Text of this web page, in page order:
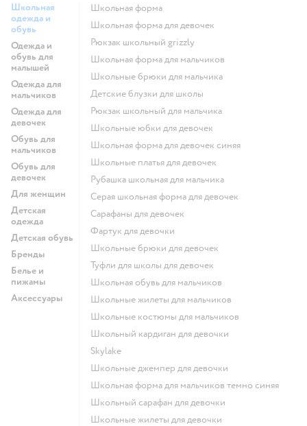
Школьная
одежда и
обувь
Одежда и
обувь для
малышей
Одежда для
мальчиков
Одежда для
девочек
Обувь для
мальчиков
Обувь для
девочек
Для женщин
Детская
одежда
Детская обувь
Бренды
Белье и
пижамы
Аксессуары
Школьная форма
Школьная форма для девочек
Рюкзак школьный grizzly
Школьная форма для мальчиков
Школьные брюки для мальчика
Детские блузки для школы
Рюкзак школьный для мальчика
Школьные юбки для девочек
Школьная форма для девочек синяя
Школьные платья для девочек
Рубашка школьная для мальчика
Серая школьная форма для девочек
Сарафаны для девочек
Фартук для девочки
Школьные брюки для девочек
Туфли для школы для девочек
Школьная обувь для мальчиков
Школьные жилеты для мальчиков
Школьные костюмы для мальчиков
Школьный кардиган для девочки
Skylake
Школьные джемпер для девочки
Школьная форма для мальчиков темно синяя
Школьный сарафан для девочки
Школьные жилеты для девочки